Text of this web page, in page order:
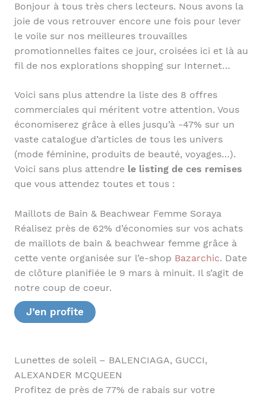
Bonjour à tous très chers lecteurs. Nous avons la
joie de vous retrouver encore une fois pour lever
le voile sur nos meilleures trouvailles
promotionnelles faites ce jour, croisées ici et là au
fil de nos explorations shopping sur Internet…
Voici sans plus attendre la liste des 8 offres
commerciales qui méritent votre attention. Vous
économiserez grâce à elles jusqu’à -47% sur un
vaste catalogue d’articles de tous les univers
(mode féminine, produits de beauté, voyages…).
Voici sans plus attendre le listing de ces remises
que vous attendez toutes et tous :
Maillots de Bain & Beachwear Femme Soraya
Réalisez près de 62% d’économies sur vos achats
de maillots de bain & beachwear femme grâce à
cette vente organisée sur l’e-shop Bazarchic. Date
de clôture planifiée le 9 mars à minuit. Il s’agit de
notre coup de coeur.
J’en profite
Lunettes de soleil – BALENCIAGA, GUCCI,
ALEXANDER MCQUEEN
Profitez de près de 77% de rabais sur votre